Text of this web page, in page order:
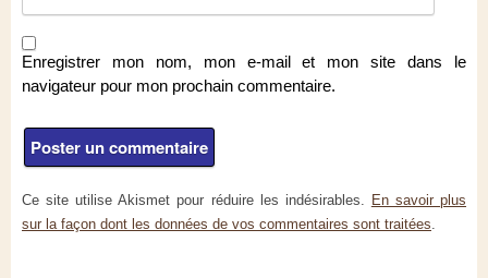
Enregistrer mon nom, mon e-mail et mon site dans le
navigateur pour mon prochain commentaire.
Ce site utilise Akismet pour réduire les indésirables. En savoir plus
sur la façon dont les données de vos commentaires sont traitées